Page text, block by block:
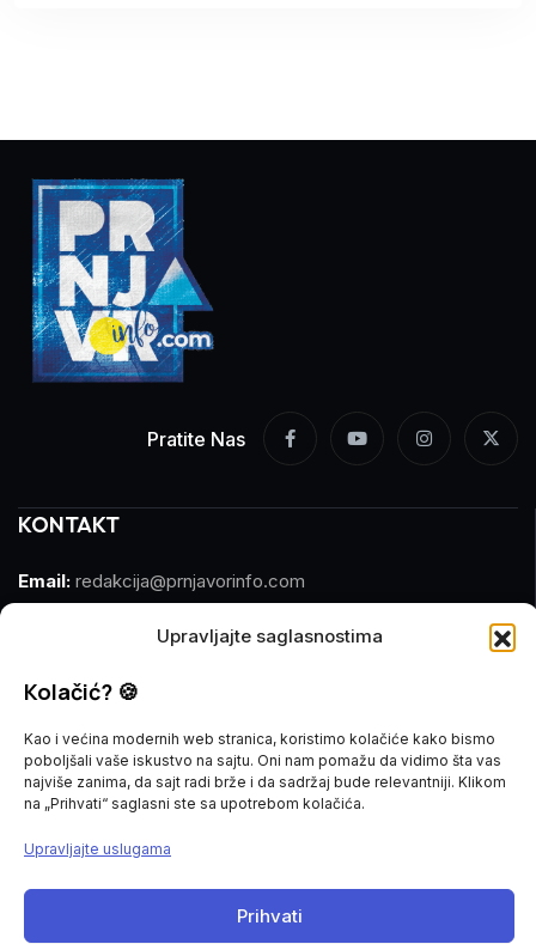
Upravljajte saglasnostima
Kolačić? 🍪
Kao i većina modernih web stranica, koristimo kolačiće kako bismo
poboljšali vaše iskustvo na sajtu. Oni nam pomažu da vidimo šta vas
najviše zanima, da sajt radi brže i da sadržaj bude relevantniji. Klikom
na „Prihvati“ saglasni ste sa upotrebom kolačića.
Upravljajte uslugama
Prihvati
Pratite Nas
KONTAKT
Email: redakcija@prnjavorinfo.com
(+387)065 609 937
MARKETING
Email: marketing@prnjavorinfo.com
Telefon:(+387)065 955 355
POŠALJI VIJEST
Imate vijest za nas? Javite nam se na